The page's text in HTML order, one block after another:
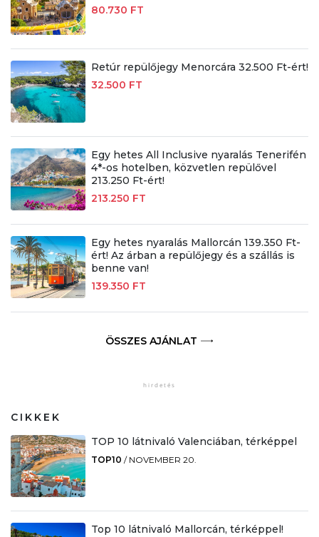
80.730 FT
Retúr repülőjegy Menorcára 32.500 Ft-ért!
32.500 FT
Egy hetes All Inclusive nyaralás Tenerifén
4*-os hotelben, közvetlen repülővel
213.250 Ft-ért!
213.250 FT
Egy hetes nyaralás Mallorcán 139.350 Ft-
ért! Az árban a repülőjegy és a szállás is
benne van!
139.350 FT
ÖSSZES AJÁNLAT
CIKKEK
TOP 10 látnivaló Valenciában, térképpel
TOP10 / NOVEMBER 20.
Top 10 látnivaló Mallorcán, térképpel!